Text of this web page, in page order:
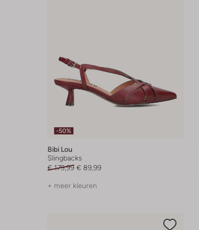
-50%
Bibi Lou
Slingbacks
€ 179,99 € 89,99
+ meer kleuren